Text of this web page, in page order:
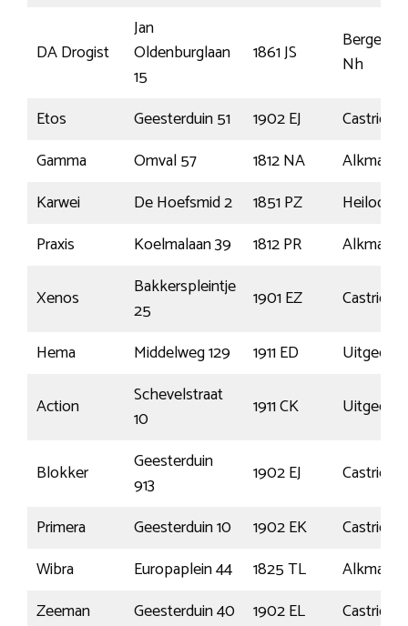
DA Drogist
Jan
Oldenburglaan
15
1861 JS
Bergen
Nh
Etos
Geesterduin 51 1902 EJ
Castricum
Gamma
Omval 57 1812 NA
Alkmaar
Karwei
De Hoefsmid 2 1851 PZ
Heiloo
Praxis
Koelmalaan 39 1812 PR
Alkmaar
Xenos
Bakkerspleintje
25
1901 EZ
Castricum
Hema
Middelweg 129 1911 ED
Uitgeest
Action
Schevelstraat
10
1911 CK Uitgeest
Blokker
Geesterduin
913
1902 EJ
Castricum
Primera
Geesterduin 10 1902 EK
Castricum
Wibra
Europaplein 44 1825 TL
Alkmaar
Zeeman
Geesterduin 40 1902 EL
Castricum